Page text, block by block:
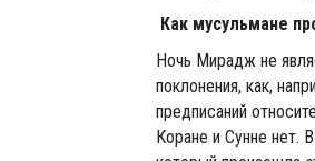
Как мусульмане
Ночь Мирадж не
поклонения, как,
предписаний
Коране и Сунне нет.